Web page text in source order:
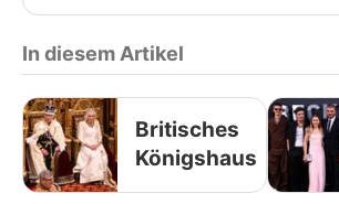
In diesem Artikel
Britisches
Königshaus